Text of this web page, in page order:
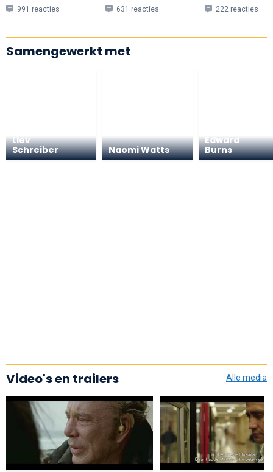
991 reacties
631 reacties
222 reacties
Samengewerkt met
Liev
Schreiber
Naomi Watts
Edward
Burns
Video's en trailers Alle media